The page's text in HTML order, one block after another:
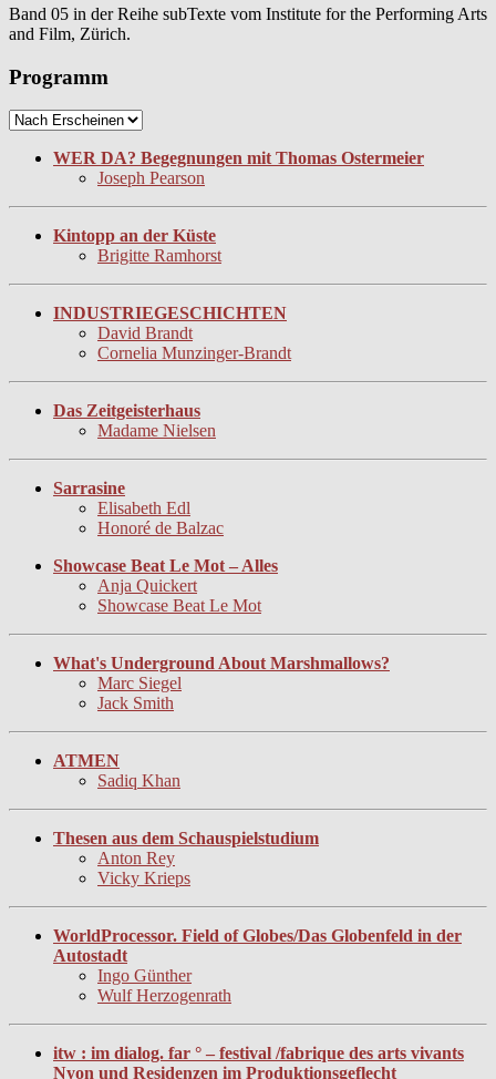
Band 05 in der Reihe subTexte vom Institute for the Performing Arts
and Film, Zürich.
Programm
WER DA? Begegnungen mit Thomas Ostermeier
Joseph Pearson
Kintopp an der Küste
Brigitte Ramhorst
INDUSTRIEGESCHICHTEN
David Brandt
Cornelia Munzinger-Brandt
Das Zeitgeisterhaus
Madame Nielsen
Sarrasine
Elisabeth Edl
Honoré de Balzac
Showcase Beat Le Mot – Alles
Anja Quickert
Showcase Beat Le Mot
What's Underground About Marshmallows?
Marc Siegel
Jack Smith
ATMEN
Sadiq Khan
Thesen aus dem Schauspielstudium
Anton Rey
Vicky Krieps
WorldProcessor. Field of Globes/Das Globenfeld in der
Autostadt
Ingo Günther
Wulf Herzogenrath
itw : im dialog. far ° – festival /fabrique des arts vivants
Nyon und Residenzen im Produktionsgeflecht